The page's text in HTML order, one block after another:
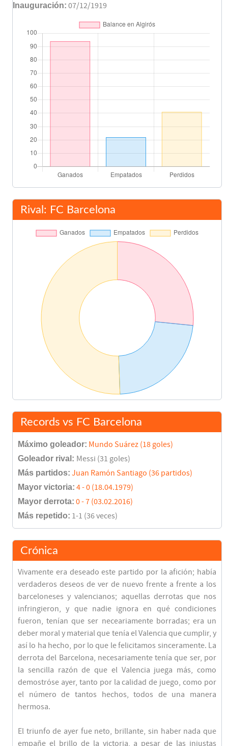
Culla(Pen.)
80'
Arturo Montes
Asist: Manuel Bellver
Final del partido 90'
Inauguración: 07/12/1919
Rival: FC Barcelona
Records vs FC Barcelona
Máximo goleador: Mundo Suárez (18 goles)
Goleador rival: Messi (31 goles)
Más partidos: Juan Ramón Santiago (36 partidos)
Mayor victoria: 4 - 0 (18.04.1979)
Mayor derrota: 0 - 7 (03.02.2016)
Más repetido: 1-1 (36 veces)
Crónica
Vivamente era deseado este partido por la afición; había
verdaderos deseos de ver de nuevo frente a frente a los
barceloneses y valencianos; aquellas derrotas que nos
infringieron, y que nadie ignora en qué condiciones
fueron, tenían que ser neceariamente borradas; era un
deber moral y material que tenía el Valencia que cumplir, y
así lo ha hecho, por lo que le felicitamos sinceramente. La
derrota del Barcelona, necesariamente tenía que ser, por
la sencilla razón de que el Valencia juega más, como
demostróse ayer, tanto por la calidad de juego, como por
el número de tantos hechos, todos de una manera
hermosa.
El triunfo de ayer fue neto, brillante, sin haber nada que
empañe el brillo de la victoria, a pesar de las injustas